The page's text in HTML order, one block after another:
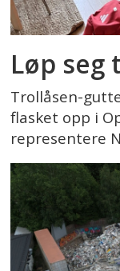
Løp seg
Trollåsen-
flasket opp i
representere